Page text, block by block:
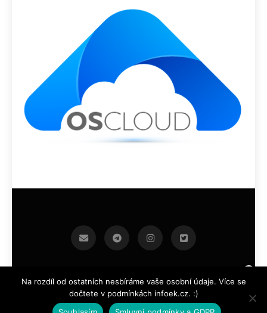
infoek.cz 2026.Developed By BlazeThemes .
Na rozdíl od ostatních nesbíráme vaše osobní údaje. Více se
dočtete v podmínkách infoek.cz. :)